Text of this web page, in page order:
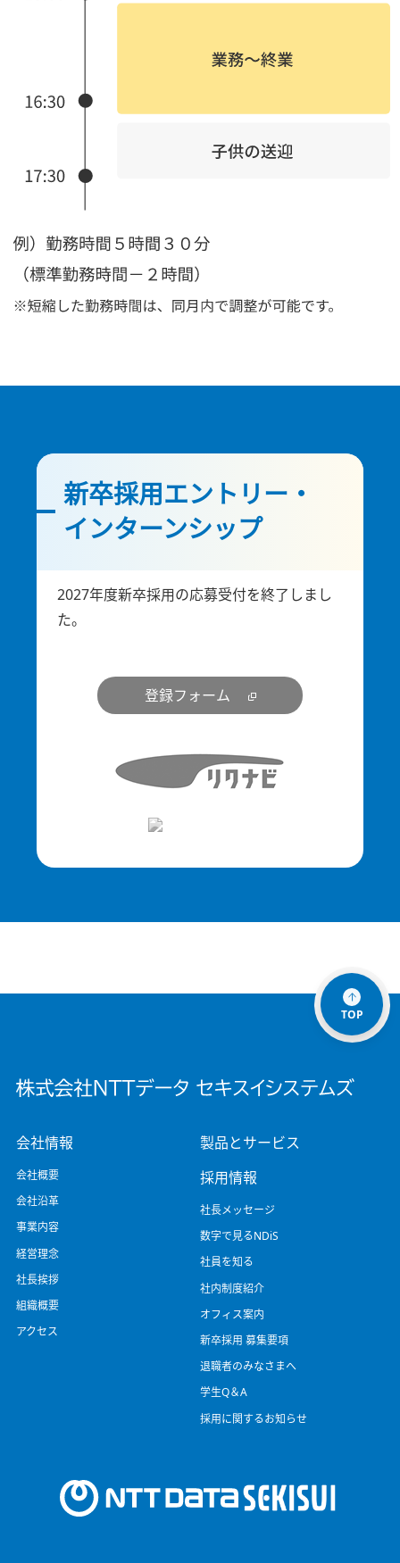
新卒採用エントリー・
インターンシップ
2027年度新卒採用の応募受付を終了しまし
た。
登録フォーム
TOP
会社情報
会社概要
会社沿革
事業内容
経営理念
社長挨拶
組織概要
アクセス
製品とサービス
採用情報
社長メッセージ
数字で見るNDiS
社員を知る
社内制度紹介
オフィス案内
新卒採用 募集要項
退職者のみなさまへ
学生Q＆A
採用に関するお知らせ